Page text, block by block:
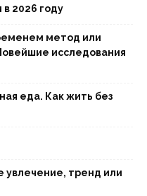
2026 году
метод или
исследования
еда. Как жить без
увлечение, тренд или